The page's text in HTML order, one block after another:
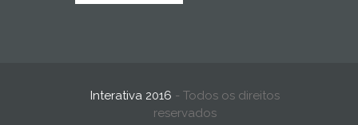
Interativa 2016 - Todos os direitos
reservados